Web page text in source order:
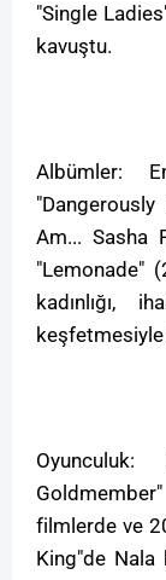
"Single
kavuştu.
Albümler:
Am... Sasha
"Lemonade"
kadınlığı,
keşfetmesiyle
filmlerde ve
King"de Nala